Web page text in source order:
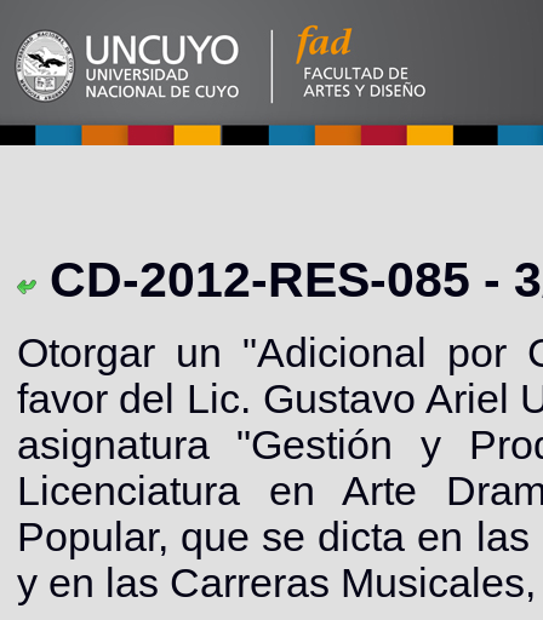
CD-2012-RES-085 -
Otorgar un "Adicional por
favor del Lic. Gustavo Ariel
asignatura "Gestión y
Licenciatura en Arte
Popular, que se dicta en
y en las Carreras